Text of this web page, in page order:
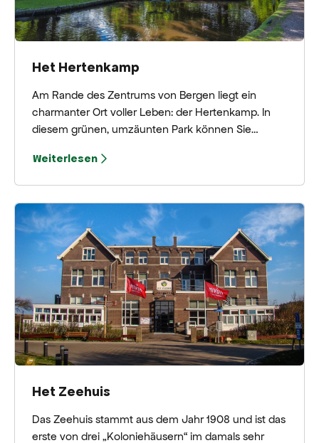
Het Hertenkamp
Am Rande des Zentrums von Bergen liegt ein
charmanter Ort voller Leben: der Hertenkamp. In
diesem grünen, umzäunten Park können Sie
nächster Nähe bewundern. Ein schöner Ort für
Weiterlesen
Het Zeehuis
Das Zeehuis stammt aus dem Jahr 1908 und ist das
erste von drei „Koloniehäusern“ im damals sehr